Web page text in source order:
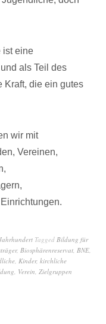
ist eine
als Teil des
Kraft, die ein gutes
wir mit
Vereinen,
Tagged Bildung für
, Biosphärenreservat, BNE,
, Kinder, kirchliche
, Verein, Zielgruppen